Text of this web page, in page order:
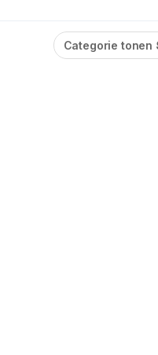
Categorie tonen